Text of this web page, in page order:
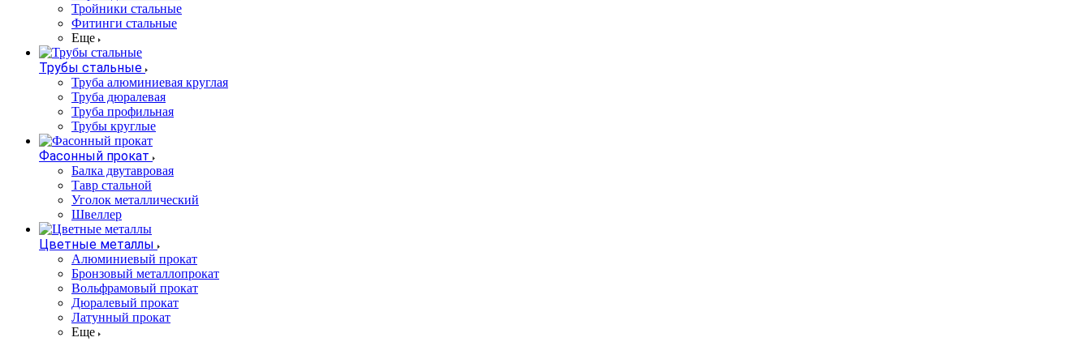
Тройники стальные
Фитинги стальные
Еще
Трубы стальные
Труба алюминиевая круглая
Труба дюралевая
Труба профильная
Трубы круглые
Фасонный прокат
Балка двутавровая
Тавр стальной
Уголок металлический
Швеллер
Цветные металлы
Алюминиевый прокат
Бронзовый металлопрокат
Вольфрамовый прокат
Дюралевый прокат
Латунный прокат
Еще